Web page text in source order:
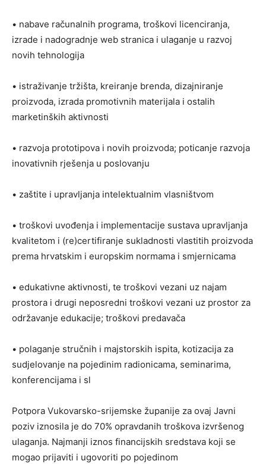
• nabave računalnih programa, troškovi licenciranja,
izrade i nadogradnje web stranica i ulaganje u razvoj
novih tehnologija
• istraživanje tržišta, kreiranje brenda, dizajniranje
proizvoda, izrada promotivnih materijala i ostalih
marketinških aktivnosti
• razvoja prototipova i novih proizvoda; poticanje razvoja
inovativnih rješenja u poslovanju
• zaštite i upravljanja intelektualnim vlasništvom
• troškovi uvođenja i implementacije sustava upravljanja
kvalitetom i (re)certifiranje sukladnosti vlastitih proizvoda
prema hrvatskim i europskim normama i smjernicama
• edukativne aktivnosti, te troškovi vezani uz najam
prostora i drugi neposredni troškovi vezani uz prostor za
održavanje edukacije; troškovi predavača
• polaganje stručnih i majstorskih ispita, kotizacija za
sudjelovanje na pojedinim radionicama, seminarima,
konferencijama i sl
Potpora Vukovarsko-srijemske županije za ovaj Javni
poziv iznosila je do 70% opravdanih troškova izvršenog
ulaganja. Najmanji iznos financijskih sredstava koji se
mogao prijaviti i ugovoriti po pojedinom